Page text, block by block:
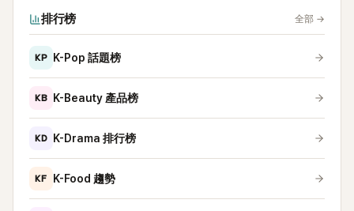
排行榜 全部 →
KP K-Pop 話題榜
KB K-Beauty 產品榜
KD K-Drama 排行榜
KF K-Food 趨勢